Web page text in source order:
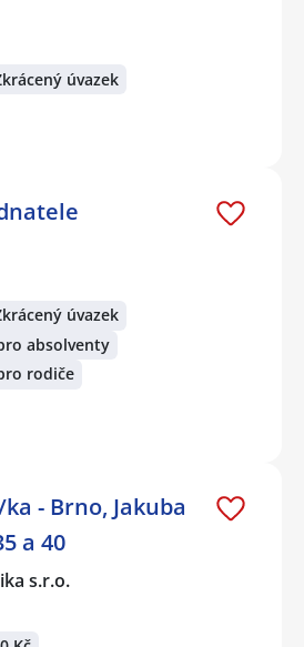
úvazek
úvazek
absolventy
rodiče
- Brno, Jakuba
a 40
s.r.o.